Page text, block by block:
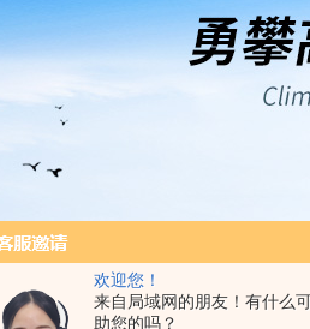
欢迎您！
来自局域网的朋友！有什么
助您的吗？